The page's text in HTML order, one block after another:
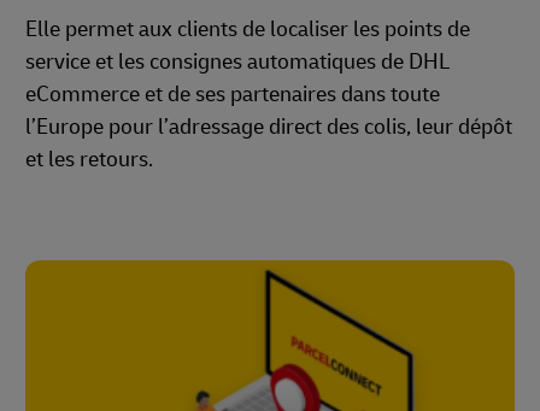
Elle permet aux clients de localiser les points de
service et les consignes automatiques de DHL
eCommerce et de ses partenaires dans toute
l’Europe pour l’adressage direct des colis, leur dépôt
et les retours.